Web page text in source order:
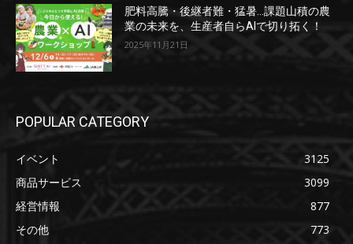
肥料高騰・後継者難・猛暑…課題山積の農
業の未来を、生産者自らAIで切り拓く！
2025年11月21日
POPULAR CATEGORY
イベント
3125
商品サービス
3099
経営情報
877
その他
773